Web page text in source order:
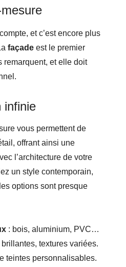
et c’est encore plus
façade est le premier
remarquent, et elle doit
infinie
vous permettent de
offrant ainsi une
l’architecture de votre
un style contemporain,
options sont presque
: bois, aluminium, PVC…
brillantes, textures variées.
teintes personnalisables.